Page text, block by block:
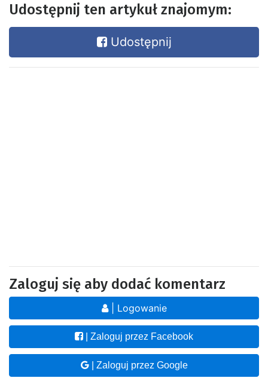
Udostępnij ten artykuł znajomym:
Udostępnij
Zaloguj się aby dodać komentarz
| Logowanie
| Zaloguj przez Facebook
| Zaloguj przez Google